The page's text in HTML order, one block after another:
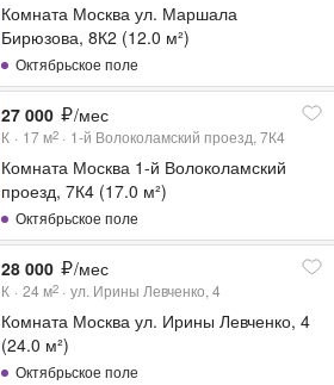
Комната Москва ул. Маршала
Бирюзова, 8К2 (12.0 м²)
Октябрьское поле
27 000 /мес
К 17 м2 1-й Волоколамский проезд, 7К4
Комната Москва 1-й Волоколамский
проезд, 7К4 (17.0 м²)
Октябрьское поле
28 000 /мес
К 24 м2 ул. Ирины Левченко, 4
Комната Москва ул. Ирины Левченко, 4
(24.0 м²)
Октябрьское поле